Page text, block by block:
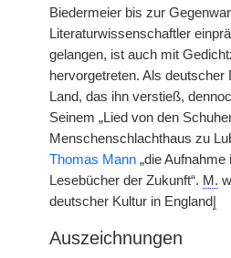
Biedermeier bis zur
Literaturwissenschaftler
gelangen, ist auch mit
hervorgetreten. Als
Land, das ihn verstieß,
Seinem „Lied von den
Menschenschlachthaus zu
Thomas Mann „die
Lesebücher der Zukunft“. M.
deutscher Kultur in England
Auszeichnungen